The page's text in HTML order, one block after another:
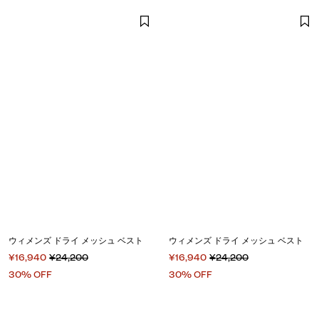
ウィメンズ ドライ メッシュ ベスト
¥16,940 ¥24,200
30% OFF
ウィメンズ ドライ メッシュ ベスト
¥16,940 ¥24,200
30% OFF